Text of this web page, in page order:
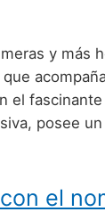
y más
el
posee
el